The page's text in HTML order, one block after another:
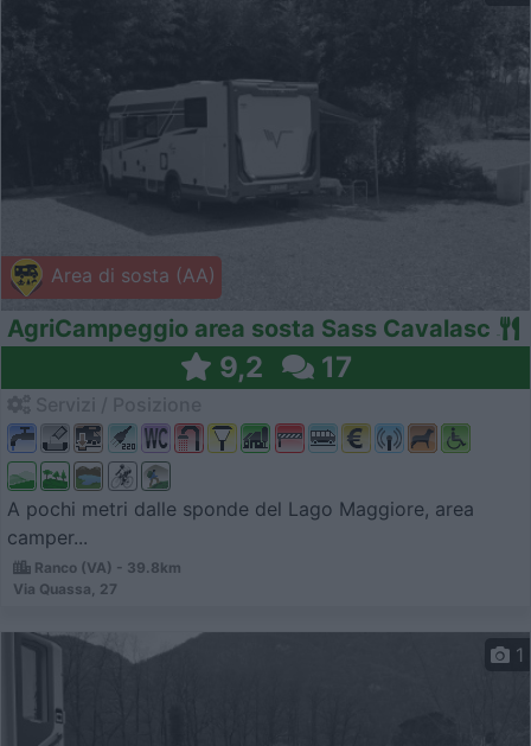
Area di sosta (AA)
AgriCampeggio area sosta Sass Cavalasc
9,2 17
A pochi metri dalle sponde del Lago Maggiore, area
camper...
Ranco (VA) - 39.8km
Via Quassa, 27
1